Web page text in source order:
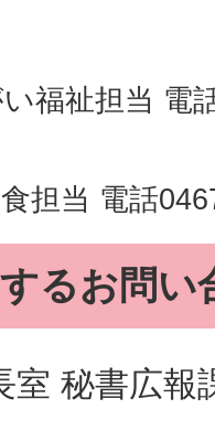
福祉担当 電
担当 電話
るお問い
室 秘書広報